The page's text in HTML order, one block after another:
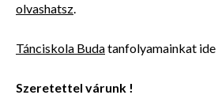
olvashatsz.
Tánciskola Budatanfolyamainkat
Szeretettel várunk !